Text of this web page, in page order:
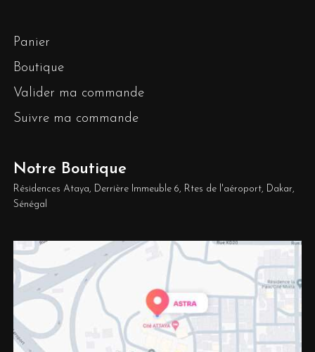
Panier
Boutique
Valider ma commande
Suivre ma commande
Notre Boutique
Résidences Ataya, Derrière Immeuble 6, Rtes de l'aéroport, Dakar,
Sénégal